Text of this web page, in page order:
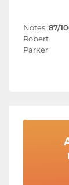
Notes :
Robert
Parker
87/